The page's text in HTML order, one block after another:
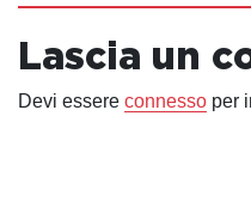
Lascia un
Devi essere connesso per